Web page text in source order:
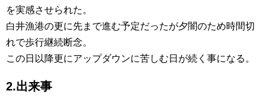
を実感させられた。
白井漁港の更に先まで進む予定だったが夕闇のため時間切
れで歩行継続断念。
この日以降更にアップダウンに苦しむ日が続く事になる。
2.出来事